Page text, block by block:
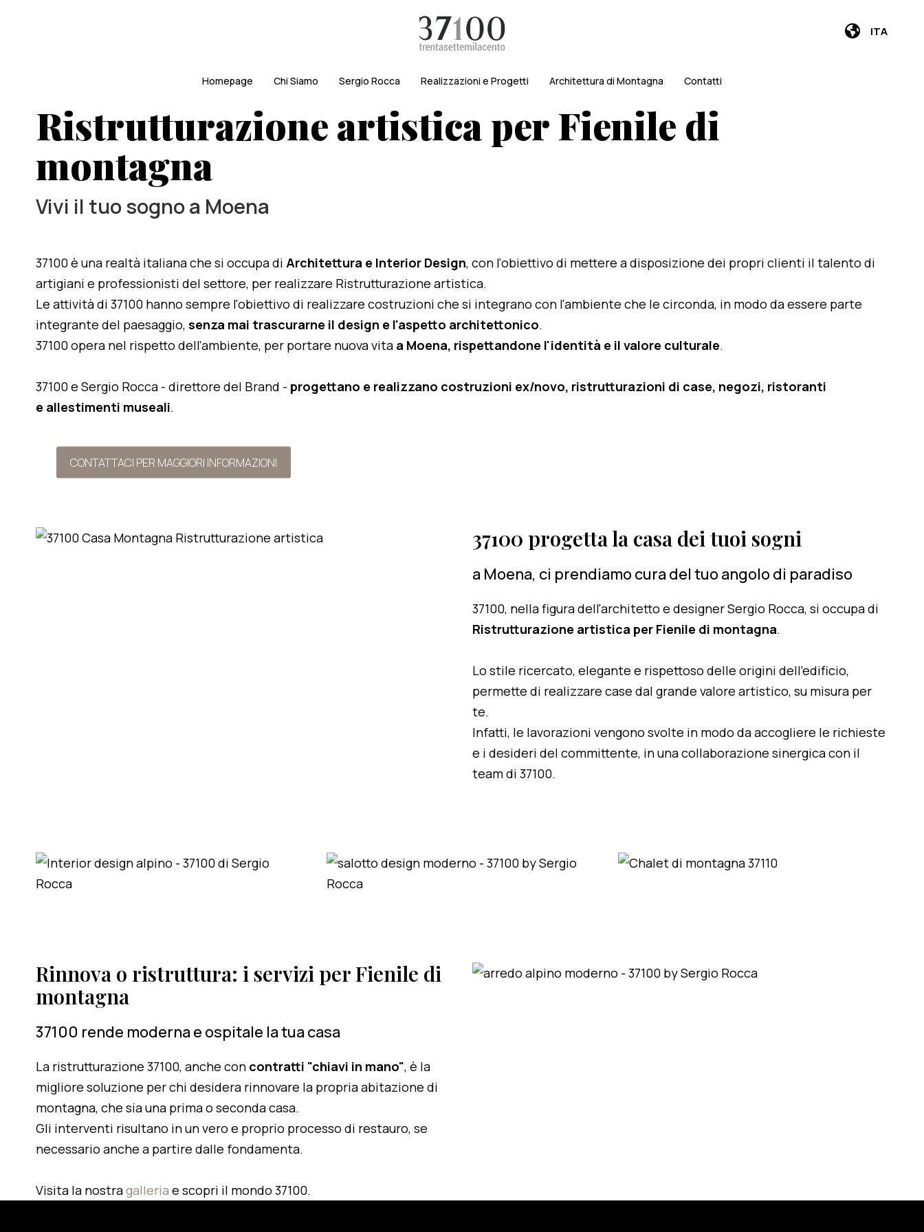
ITA
Homepage Chi Siamo Sergio Rocca Realizzazioni e Progetti Architettura di Montagna Contatti
Ristrutturazione artistica per Fienile di
montagna
Vivi il tuo sogno a Moena
37100 è una realtà italiana che si occupa di Architettura e Interior Design, con l'obiettivo di mettere a disposizione dei propri clienti il talento di
artigiani e professionisti del settore, per realizzare Ristrutturazione artistica.
Le attività di 37100 hanno sempre l'obiettivo di realizzare costruzioni che si integrano con l'ambiente che le circonda, in modo da essere parte
integrante del paesaggio, senza mai trascurarne il design e l'aspetto architettonico.
37100 opera nel rispetto dell'ambiente, per portare nuova vita a Moena, rispettandone l'identità e il valore culturale.
37100 e Sergio Rocca - direttore del Brand - progettano e realizzano costruzioni ex/novo, ristrutturazioni di case, negozi, ristoranti
e allestimenti museali.
CONTATTACI PER MAGGIORI INFORMAZIONI
37100 progetta la casa dei tuoi sogni
a Moena, ci prendiamo cura del tuo angolo di paradiso
37100, nella figura dell'architetto e designer Sergio Rocca, si occupa di
Ristrutturazione artistica per Fienile di montagna.
Lo stile ricercato, elegante e rispettoso delle origini dell'edificio,
permette di realizzare case dal grande valore artistico, su misura per
te.
Infatti, le lavorazioni vengono svolte in modo da accogliere le richieste
e i desideri del committente, in una collaborazione sinergica con il
team di 37100.
Rinnova o ristruttura: i servizi per Fienile di
montagna
37100 rende moderna e ospitale la tua casa
La ristrutturazione 37100, anche con contratti "chiavi in mano", è la
migliore soluzione per chi desidera rinnovare la propria abitazione di
montagna, che sia una prima o seconda casa.
Gli interventi risultano in un vero e proprio processo di restauro, se
necessario anche a partire dalle fondamenta.
Visita la nostragalleria e scopri il mondo 37100.